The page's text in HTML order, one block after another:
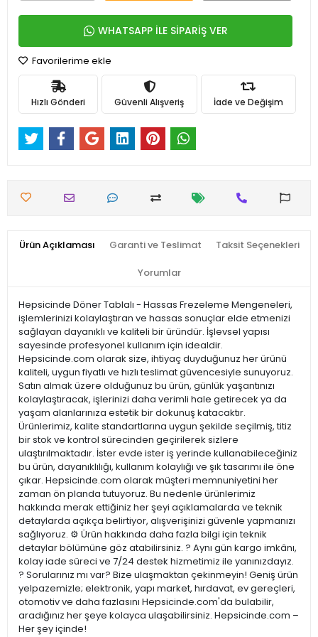
WHATSAPP İLE SİPARİŞ VER
Favorilerime ekle
Hızlı Gönderi Güvenli Alışveriş İade ve Değişim
Ürün Açıklaması Garanti ve Teslimat Taksit Seçenekleri
Yorumlar
Hepsicinde Döner Tablalı - Hassas Frezeleme Mengeneleri,
işlemlerinizi kolaylaştıran ve hassas sonuçlar elde etmenizi
sağlayan dayanıklı ve kaliteli bir üründür. İşlevsel yapısı
sayesinde profesyonel kullanım için idealdir.
Hepsicinde.com olarak size, ihtiyaç duyduğunuz her ürünü
kaliteli, uygun fiyatlı ve hızlı teslimat güvencesiyle sunuyoruz.
Satın almak üzere olduğunuz bu ürün, günlük yaşantınızı
kolaylaştıracak, işlerinizi daha verimli hale getirecek ya da
yaşam alanlarınıza estetik bir dokunuş katacaktır.
Ürünlerimiz, kalite standartlarına uygun şekilde seçilmiş, titiz
bir stok ve kontrol sürecinden geçirilerek sizlere
ulaştırılmaktadır. İster evde ister iş yerinde kullanabileceğiniz
bu ürün, dayanıklılığı, kullanım kolaylığı ve şık tasarımı ile öne
çıkar. Hepsicinde.com olarak müşteri memnuniyetini her
zaman ön planda tutuyoruz. Bu nedenle ürünlerimiz
hakkında merak ettiğiniz her şeyi açıklamalarda ve teknik
detaylarda açıkça belirtiyor, alışverişinizi güvenle yapmanızı
sağlıyoruz. ⚙️ Ürün hakkında daha fazla bilgi için teknik
detaylar bölümüne göz atabilirsiniz. ? Aynı gün kargo imkânı,
kolay iade süreci ve 7/24 destek hizmetimiz ile yanınızdayız.
? Sorularınız mı var? Bize ulaşmaktan çekinmeyin! Geniş ürün
yelpazemizle; elektronik, yapı market, hırdavat, ev gereçleri,
otomotiv ve daha fazlasını Hepsicinde.com'da bulabilir,
aradığınız her şeye kolayca ulaşabilirsiniz. Hepsicinde.com –
Her şey içinde!